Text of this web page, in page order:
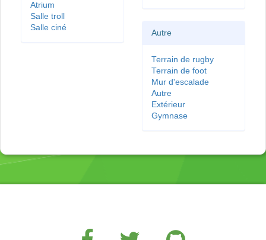
Atrium
Salle troll
Salle ciné
Autre
Terrain de rugby
Terrain de foot
Mur d'escalade
Autre
Extérieur
Gymnase